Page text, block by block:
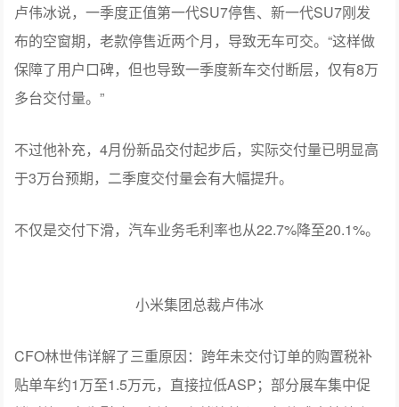
保障了用户口碑，但也导致一季度新车交付断层，仅有8万
多台交付量。”
不过他补充，4月份新品交付起步后，实际交付量已明显高
不仅是交付下滑，汽车业务毛利率也从22.7%降至20.1%。